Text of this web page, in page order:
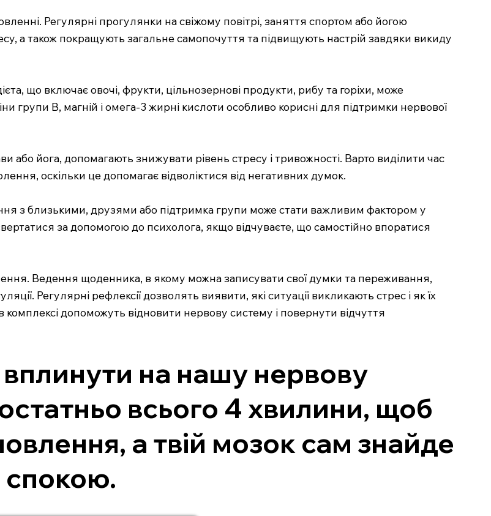
Регулярні прогулянки на свіжому повітрі, заняття спортом або йогою
а також покращують загальне самопочуття та підвищують настрій завдяки викиду
що включає овочі, фрукти, цільнозернові продукти, рибу та горіхи, може
групи B, магній і омега-3 жирні кислоти особливо корисні для підтримки нервової
або йога, допомагають знижувати рівень стресу і тривожності. Варто виділити час
оскільки це допомагає відволіктися від негативних думок.
з близькими, друзями або підтримка групи може стати важливим фактором у
за допомогою до психолога, якщо відчуваєте, що самостійно впоратися
Ведення щоденника, в якому можна записувати свої думки та переживання,
Регулярні рефлексії дозволять виявити, які ситуації викликають стрес і як їх
допоможуть відновити нервову систему і повернути відчуття
на нашу нервову
всього 4 хвилини, щоб
а твій мозок сам знайде
спокою.